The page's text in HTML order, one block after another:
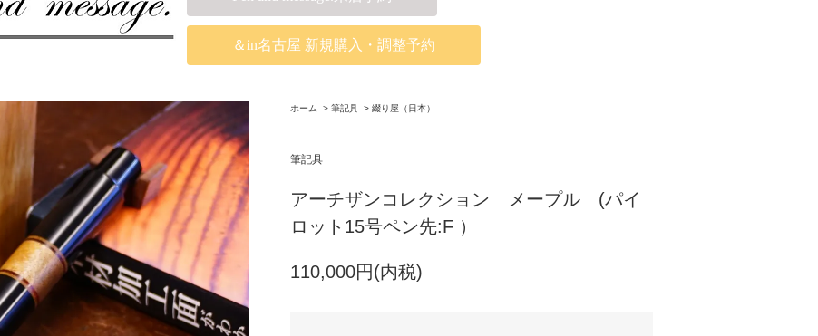
＆in名古屋 新規購入・調整予約
ホーム > 筆記具 > 綴り屋（日本）
筆記具
アーチザンコレクション メープル (パイ
ロット15号ペン先:F ）
110,000円(内税)